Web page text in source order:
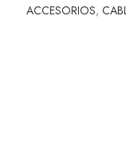
ACCESORIOS,